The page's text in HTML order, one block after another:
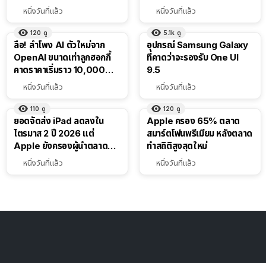
หนึ่งวันที่แล้ว
Luna ให้ผู้ใช้ฟรี
หนึ่งวันที่แล้ว
120 ดู
ลือ! ลำโพง AI ตัวใหม่จาก
OpenAI ขนาดเท่าลูกฮอกกี้
คาดราคาเริ่มราว 10,000
หนึ่งวันที่แล้ว
5.1k ดู
อุปกรณ์ Samsung Galaxy
ที่คาดว่าจะรองรับ One UI
9.5
หนึ่งวันที่แล้ว
110 ดู
ยอดจัดส่ง iPad ลดลงใน
ไตรมาส 2 ปี 2026 แต่
Apple ยังครองผู้นำตลาด
แท็บเล็ต
หนึ่งวันที่แล้ว
120 ดู
Apple ครอง 65% ตลาด
สมาร์ตโฟนพรีเมียม หลังตลาด
ทำสถิติสูงสุดใหม่
หนึ่งวันที่แล้ว